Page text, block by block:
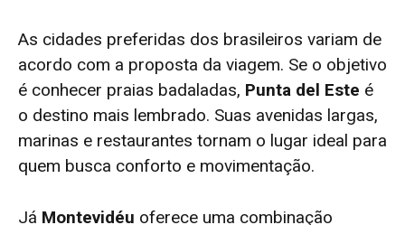
As cidades preferidas dos brasileiros variam de
acordo com a proposta da viagem. Se o objetivo
é conhecer praias badaladas, Punta del Este é
o destino mais lembrado. Suas avenidas largas,
marinas e restaurantes tornam o lugar ideal para
quem busca conforto e movimentação.
Já Montevidéu oferece uma combinação